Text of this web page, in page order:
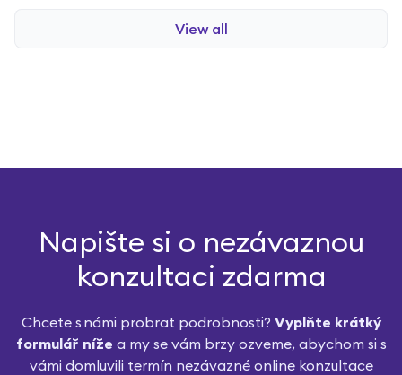
View all
Napište si o nezávaznou
konzultaci zdarma
Chcete s námi probrat podrobnosti? Vyplňte krátký
formulář níže a my se vám brzy ozveme, abychom si s
vámi domluvili termín nezávazné online konzultace